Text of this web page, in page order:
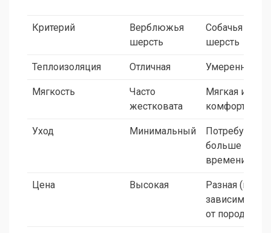
Критерий
Верблюжья
шерсть
Собачья
шерсть
Теплоизоляция Отличная Умеренная
Мягкость
Часто
жестковата
Мягкая и
комфортная
Уход Минимальный
Потребует
больше
времени
Цена Высокая
Разная (в
зависимости
от породы)